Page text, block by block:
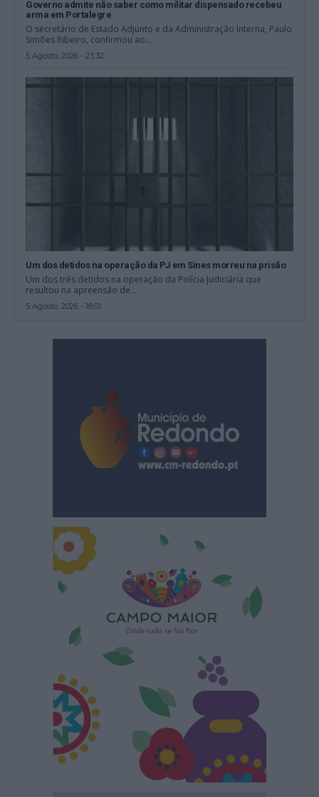
Governo admite não saber como militar dispensado recebeu
arma em Portalegre
O secretário de Estado Adjunto e da Administração Interna, Paulo
Simões Ribeiro, confirmou ao...
5 Agosto, 2026 - 23:32
Um dos detidos na operação da PJ em Sines morreu na prisão
Um dos três detidos na operação da Polícia Judiciária que
resultou na apreensão de...
5 Agosto, 2026 - 18:01